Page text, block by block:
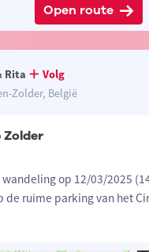
Open route
Rita
Volg
Zolder, België
Zolder
op 12/03/2025
de ruime parking van het